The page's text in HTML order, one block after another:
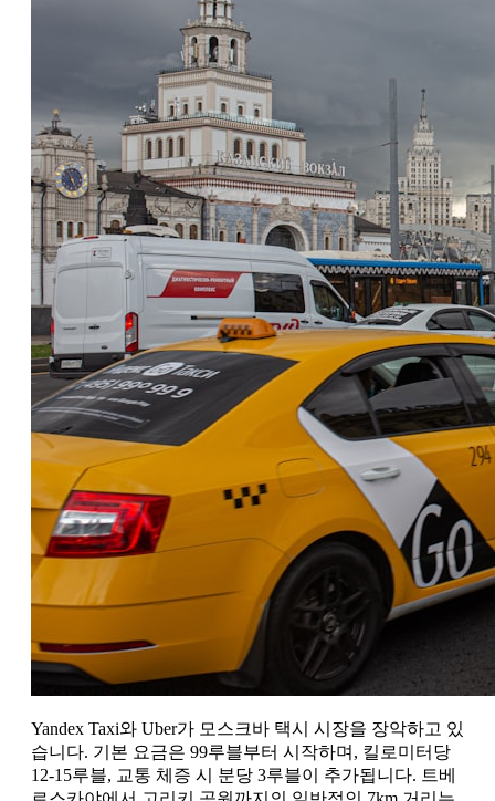
Yandex Taxi와 Uber가 모스크바 택시 시장을 장악하고 있
습니다. 기본 요금은 99루블부터 시작하며, 킬로미터당
12-15루블, 교통 체증 시 분당 3루블이 추가됩니다. 트베